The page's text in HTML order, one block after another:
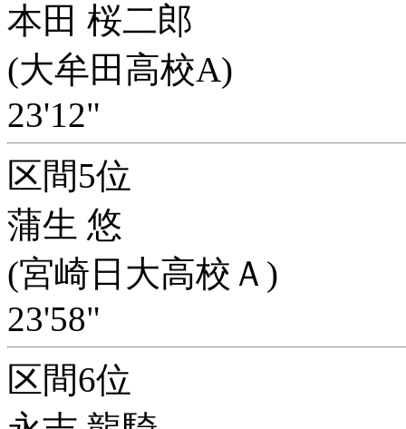
本田 桜二郎
(大牟田高校A)
23'12"
区間5位
蒲生 悠
(宮崎日大高校Ａ)
23'58"
区間6位